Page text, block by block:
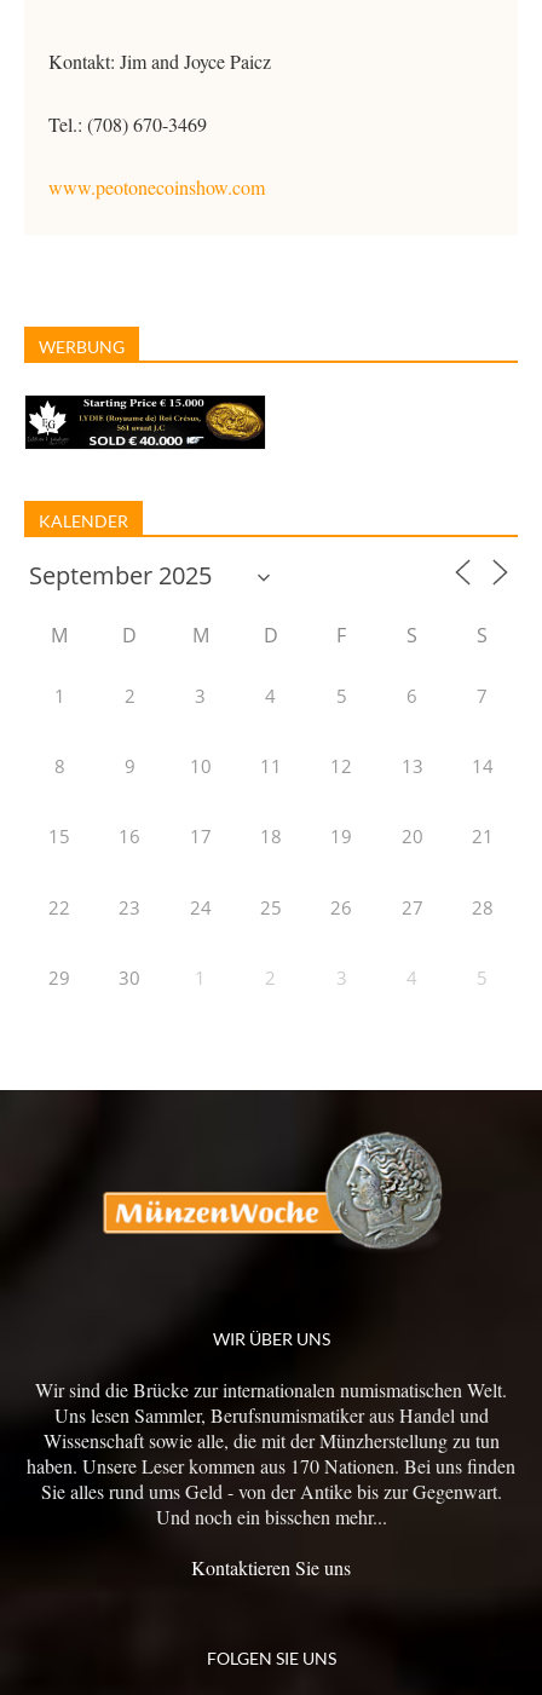
Kontakt: Jim and Joyce Paicz
Tel.: (708) 670-3469
www.peotonecoinshow.com
WERBUNG
KALENDER
M D M D F S S
1 2 3 4 5 6 7
8 9 10 11 12 13 14
15 16 17 18 19 20 21
22 23 24 25 26 27 28
29 30 1 2 3 4 5
WIR ÜBER UNS
Wir sind die Brücke zur internationalen numismatischen Welt.
Uns lesen Sammler, Berufsnumismatiker aus Handel und
Wissenschaft sowie alle, die mit der Münzherstellung zu tun
haben. Unsere Leser kommen aus 170 Nationen. Bei uns finden
Sie alles rund ums Geld - von der Antike bis zur Gegenwart.
Und noch ein bisschen mehr...
Kontaktieren Sie uns
FOLGEN SIE UNS